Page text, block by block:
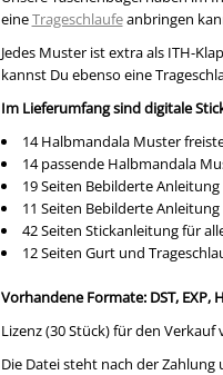
eineTrageschlaufeanbringen
Jedes Muster ist extra als ITH-
kannst Du ebenso eine
Im Lieferumfang sind digitale
14 Halbmandala Muster
14 passende Halbmandala
19 Seiten Bebilderte
11 Seiten Bebilderte
42 Seiten Stickanleitung für
12 Seiten Gurt und
Vorhandene Formate: DST, EXP,
Lizenz (30 Stück) für den
Die Datei steht nach der